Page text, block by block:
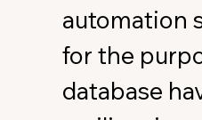
automation
for the
database